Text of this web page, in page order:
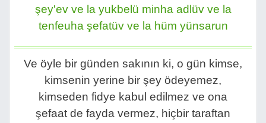
şey'ev ve la yukbelü minha adlüv ve la
tenfeuha şefatüv ve la hüm yünsarun
Ve öyle bir günden sakının ki, o gün kimse,
kimsenin yerine bir şey ödeyemez,
kimseden fidye kabul edilmez ve ona
şefaat de fayda vermez, hiçbir taraftan